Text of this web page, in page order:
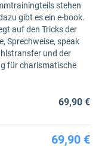
stehen
gibt es ein e-book.
auf den Tricks der
Sprechweise, speak
und der
für charismatische
69,90 €
69,90 €